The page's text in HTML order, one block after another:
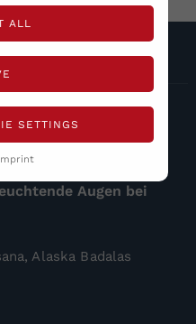
ALL
SETTINGS
UNS IST JEDER
Augen bei
Alaska Badalas